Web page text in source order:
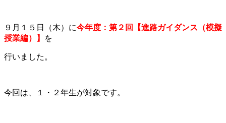
９月１５日（木）に今年度：第２回【進路ガイダンス（模擬
授業編）】
を
行いました。
今回は、１・２年生が対象です。